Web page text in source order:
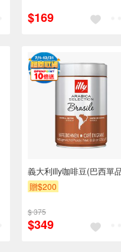
$169
義大利illy咖啡豆(巴西單
贈$200
$ 375
$349